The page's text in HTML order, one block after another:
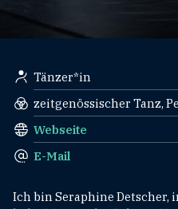
Tänzer*in
zeitgenössischer Tanz,
Webseite
E-Mail
Ich bin Seraphine Detscher,